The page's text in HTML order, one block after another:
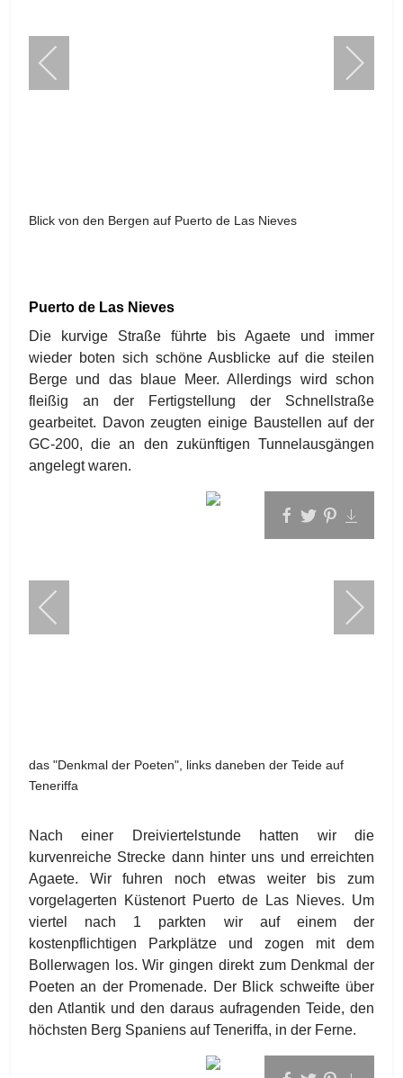
Blick von den Bergen auf Puerto de Las Nieves
Puerto de Las Nieves
Die kurvige Straße führte bis Agaete und immer
wieder boten sich schöne Ausblicke auf die steilen
Berge und das blaue Meer. Allerdings wird schon
fleißig an der Fertigstellung der Schnellstraße
gearbeitet. Davon zeugten einige Baustellen auf der
GC-200, die an den zukünftigen Tunnelausgängen
angelegt waren.
das "Denkmal der Poeten", links daneben der Teide auf
Teneriffa
Nach einer Dreiviertelstunde hatten wir die
kurvenreiche Strecke dann hinter uns und erreichten
Agaete. Wir fuhren noch etwas weiter bis zum
vorgelagerten Küstenort Puerto de Las Nieves. Um
viertel nach 1 parkten wir auf einem der
kostenpflichtigen Parkplätze und zogen mit dem
Bollerwagen los. Wir gingen direkt zum Denkmal der
Poeten an der Promenade. Der Blick schweifte über
den Atlantik und den daraus aufragenden Teide, den
höchsten Berg Spaniens auf Teneriffa, in der Ferne.